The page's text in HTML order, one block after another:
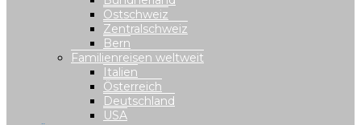
Ostschweiz
Zentralschweiz
Bern
Familienreisen weltweit
Italien
Österreich
Deutschland
USA